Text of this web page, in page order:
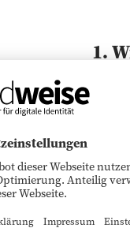
1.
2.